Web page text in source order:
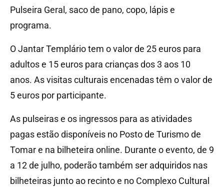
Pulseira Geral, saco de pano, copo, lápis e
programa.
O Jantar Templário tem o valor de 25 euros para
adultos e 15 euros para crianças dos 3 aos 10
anos. As visitas culturais encenadas têm o valor de
5 euros por participante.
As pulseiras e os ingressos para as atividades
pagas estão disponíveis no Posto de Turismo de
Tomar e na bilheteira online. Durante o evento, de 9
a 12 de julho, poderão também ser adquiridos nas
bilheteiras junto ao recinto e no Complexo Cultural